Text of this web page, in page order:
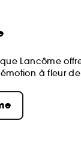
Lancôme
à fleur